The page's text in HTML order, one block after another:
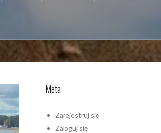
Meta
Zarejestruj się
Zaloguj się